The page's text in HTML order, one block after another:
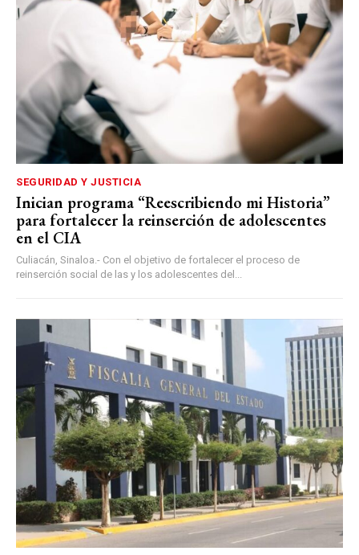
SEGURIDAD Y JUSTICIA
Inician programa “Reescribiendo mi Historia”
para fortalecer la reinserción de adolescentes
en el CIA
Culiacán, Sinaloa.- Con el objetivo de fortalecer el proceso de
reinserción social de las y los adolescentes del...